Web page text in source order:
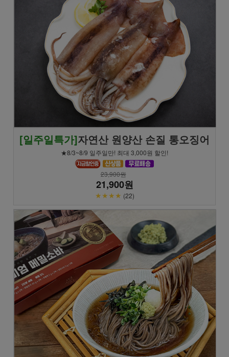
[일주일특가]자연산 원양산 손질 통오징어
★8/3~8/9 일주일만! 최대 3,000원 할인!
23,900원
21,900원
★★★★ (22)